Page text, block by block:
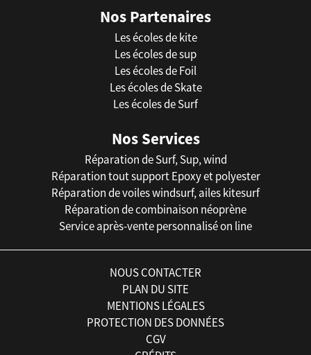
Nos Partenaires
Les écoles de kite
Les écoles de sup
Les écoles de Foil
Les écoles de Skate
Les écoles de Surf
Nos Services
Réparation de Surf, Sup, wind
Réparation tout support Epoxy et polyester
Réparation de voiles windsurf, ailes kitesurf
Réparation de combinaison néoprène
Service après-vente personnalisé on line
NOUS CONTACTER
PLAN DU SITE
MENTIONS LÉGALES
PROTECTION DES DONNÉES
CGV